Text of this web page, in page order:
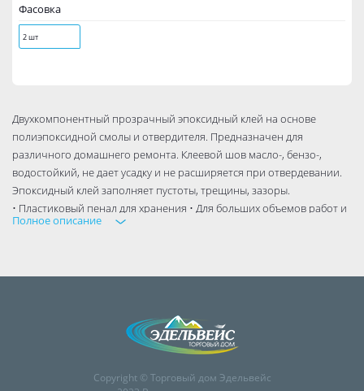
Фасовка
2 шт
Двухкомпонентный прозрачный эпоксидный клей на основе
полиэпоксидной смолы и отвердителя. Предназначен для
различного домашнего ремонта. Клеевой шов масло-, бензо-,
водостойкий, не дает усадку и не расширяется при отвердевании.
Эпоксидный клей заполняет пустоты, трещины, зазоры.
• Пластиковый пенал для хранения • Для больших объемов работ и
многократного использования
Полное описание
Copyright © Торговый дом Эдельвейс